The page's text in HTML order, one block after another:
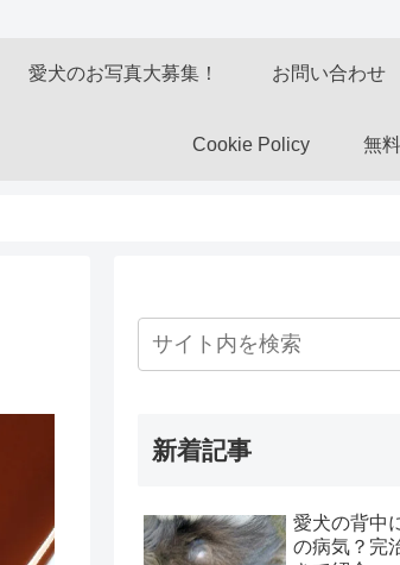
愛犬のお写真大募集！ お問い合わせ
Cookie Policy 無
新着記事
愛犬の背中
の病気？完